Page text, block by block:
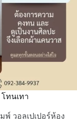
ทนเทา
พ์ วอลเปเปอร์ห้อง